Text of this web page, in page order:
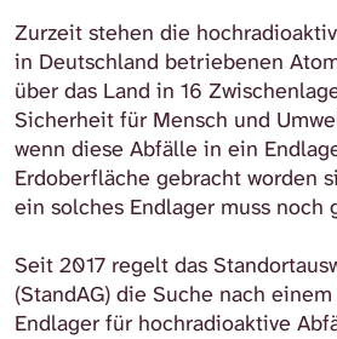
Zurzeit stehen die
in Deutschland betriebenen
über das Land in 16
Sicherheit für Mensch und
wenn diese Abfälle in ein
Erdoberfläche gebracht worden
ein solches Endlager muss noch
Seit 2017 regelt das
(StandAG) die Suche nach
Endlager für hochradioaktive